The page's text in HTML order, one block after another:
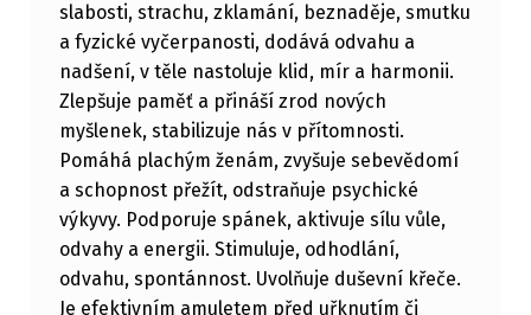
slabosti, strachu, zklamání, beznaděje, smutku
a fyzické vyčerpanosti, dodává odvahu a
nadšení, v těle nastoluje klid, mír a harmonii.
Zlepšuje paměť a přináší zrod nových
myšlenek, stabilizuje nás v přítomnosti.
Pomáhá plachým ženám, zvyšuje sebevědomí
a schopnost přežít, odstraňuje psychické
výkyvy. Podporuje spánek, aktivuje sílu vůle,
odvahy a energii. Stimuluje, odhodlání,
odvahu, spontánnost. Uvolňuje duševní křeče.
Je efektivním amuletem před uřknutím či